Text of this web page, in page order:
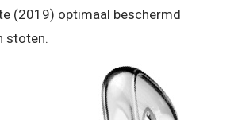
(2019) optimaal beschermd
stoten.